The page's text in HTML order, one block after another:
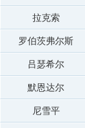
拉克索
罗伯茨弗尔斯
吕瑟希尔
默恩达尔
尼雪平